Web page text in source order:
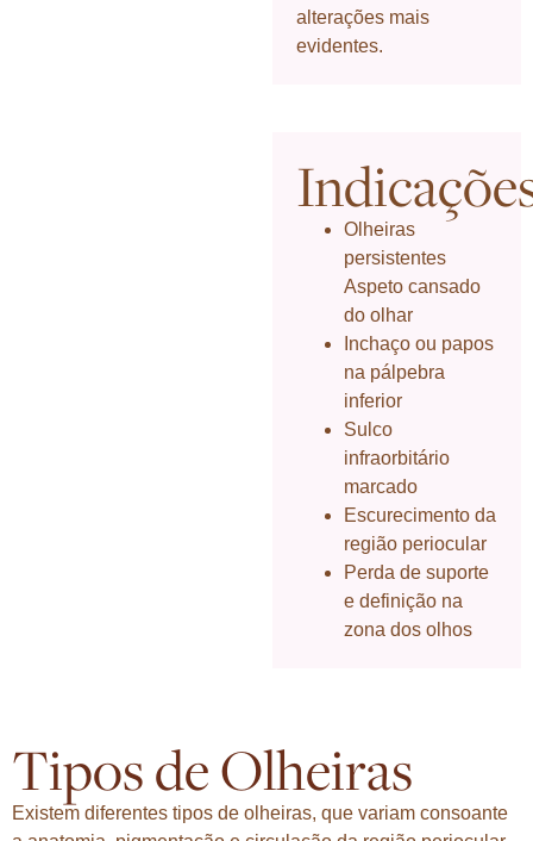
alterações mais
evidentes.
Olheiras
persistentes
Aspeto cansado
do olhar
Inchaço ou papos
na pálpebra
inferior
Sulco
infraorbitário
marcado
Escurecimento da
região periocular
Perda de suporte
e definição na
zona dos olhos
Tipos de Olheiras
Existem diferentes tipos de olheiras, que variam consoante